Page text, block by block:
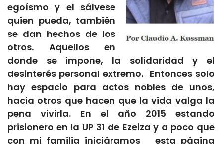
egoísmo y el sálvese
quien pueda, también
se dan hechos de los
otros. Aquellos en
donde se impone, la solidaridad y el
desinterés personal extremo. Entonces solo
hay espacio para actos nobles de unos,
hacia otros que hacen que la vida valga la
pena vivirla. En el año 2015 estando
prisionero en la UP 31 de Ezeiza y a poco que
con mi familia iniciáramos esta página